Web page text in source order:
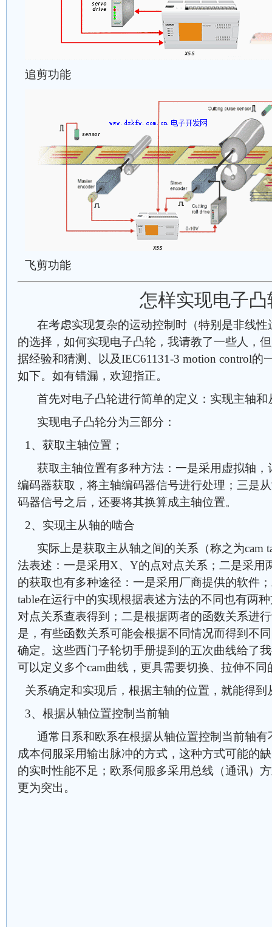
追剪功能
飞剪功能
怎样实现电子凸
在考虑实现复杂的运动控制时（特别是非线性
的选择，如何实现电子凸轮，我请教了一些人，
据经验和猜测、以及IEC61131-3 motion control的
如下。如有错漏，欢迎指正。
首先对电子凸轮进行简单的定义：实现主轴和
实现电子凸轮分为三部分：
1、获取主轴位置；
获取主轴位置有多种方法：一是采用虚拟轴，
编码器获取，将主轴编码器信号进行处理；三是
码器信号之后，还要将其换算成主轴位置。
2、实现主从轴的啮合
实际上是获取主从轴之间的关系（称之为cam
法表述：一是采用X、Y的点对点关系；二是采用
的获取也有多种途径：一是采用厂商提供的软件
table在运行中的实现根据表述方法的不同也有两
对点关系查表得到；二是根据两者的函数关系进
是，有些函数关系可能会根据不同情况而得到不
确定。这些西门子轮切手册提到的五次曲线给了
可以定义多个cam曲线，更具需要切换、拉伸不同
关系确定和实现后，根据主轴的位置，就能得到
3、根据从轴位置控制当前轴
通常日系和欧系在根据从轴位置控制当前轴有
成本伺服采用输出脉冲的方式，这种方式可能的
的实时性能不足；欧系伺服多采用总线（通讯）
更为突出。